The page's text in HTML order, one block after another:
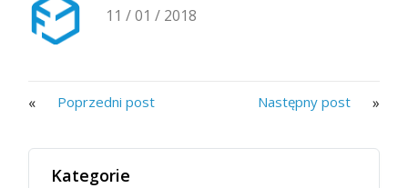
11 / 01 / 2018
Poprzedni post
« Następny post »
Kategorie